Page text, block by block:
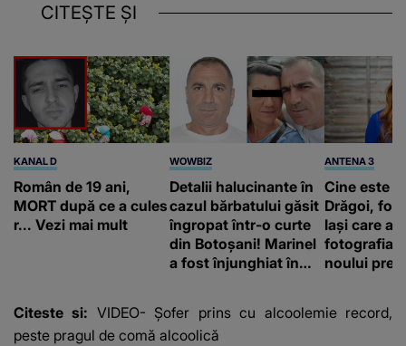
CITEȘTE ȘI
KANAL D
Român de 19 ani,
MORT după ce a cules
r... Vezi mai mult
WOWBIZ
Detalii halucinante în
cazul bărbatului găsit
îngropat într-o curte
din Botoșani! Marinel
a fost înjunghiat în
suspecți
ANTENA 3
Cine este
Drăgoi,
Iași care a
fotografia
noului
Citeste si: VIDEO- Șofer prins cu alcoolemie record,
peste pragul de comă alcoolică